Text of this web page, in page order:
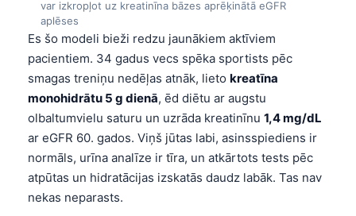
var izkropļot uz kreatinīna bāzes aprēķinātā eGFR
aplēses
Es šo modeli bieži redzu jaunākiem aktīviem
pacientiem. 34 gadus vecs spēka sportists pēc
smagas treniņu nedēļas atnāk, lieto kreatīna
monohidrātu 5 g dienā, ēd diētu ar augstu
olbaltumvielu saturu un uzrāda kreatinīnu 1,4 mg/dL
ar eGFR 60. gados. Viņš jūtas labi, asinsspiediens ir
normāls, urīna analīze ir tīra, un atkārtots tests pēc
atpūtas un hidratācijas izskatās daudz labāk. Tas nav
nekas neparasts.
Íslenska
Српски језик
Svenska
Azərbaycan dili
Eesti
日本語
Čeština